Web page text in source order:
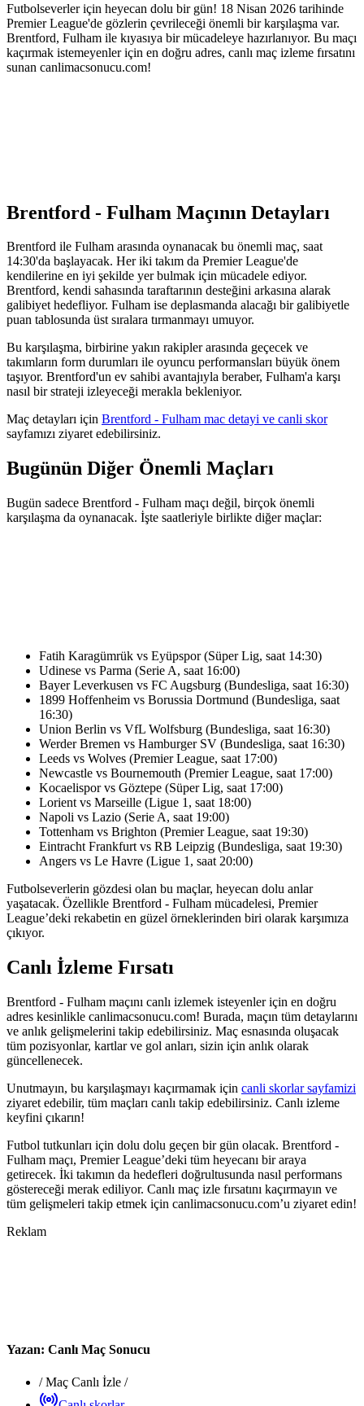
Futbolseverler için heyecan dolu bir gün! 18 Nisan 2026 tarihinde
Premier League'de gözlerin çevrileceği önemli bir karşılaşma var.
Brentford, Fulham ile kıyasıya bir mücadeleye hazırlanıyor. Bu maçı
kaçırmak istemeyenler için en doğru adres, canlı maç izleme fırsatını
sunan canlimacsonucu.com!
Brentford - Fulham Maçının Detayları
Brentford ile Fulham arasında oynanacak bu önemli maç, saat
14:30'da başlayacak. Her iki takım da Premier League'de
kendilerine en iyi şekilde yer bulmak için mücadele ediyor.
Brentford, kendi sahasında taraftarının desteğini arkasına alarak
galibiyet hedefliyor. Fulham ise deplasmanda alacağı bir galibiyetle
puan tablosunda üst sıralara tırmanmayı umuyor.
Bu karşılaşma, birbirine yakın rakipler arasında geçecek ve
takımların form durumları ile oyuncu performansları büyük önem
taşıyor. Brentford'un ev sahibi avantajıyla beraber, Fulham'a karşı
nasıl bir strateji izleyeceği merakla bekleniyor.
Maç detayları için Brentford - Fulham mac detayi ve canli skor
sayfamızı ziyaret edebilirsiniz.
Bugünün Diğer Önemli Maçları
Bugün sadece Brentford - Fulham maçı değil, birçok önemli
karşılaşma da oynanacak. İşte saatleriyle birlikte diğer maçlar:
Fatih Karagümrük vs Eyüpspor (Süper Lig, saat 14:30)
Udinese vs Parma (Serie A, saat 16:00)
Bayer Leverkusen vs FC Augsburg (Bundesliga, saat 16:30)
1899 Hoffenheim vs Borussia Dortmund (Bundesliga, saat
16:30)
Union Berlin vs VfL Wolfsburg (Bundesliga, saat 16:30)
Werder Bremen vs Hamburger SV (Bundesliga, saat 16:30)
Leeds vs Wolves (Premier League, saat 17:00)
Newcastle vs Bournemouth (Premier League, saat 17:00)
Kocaelispor vs Göztepe (Süper Lig, saat 17:00)
Lorient vs Marseille (Ligue 1, saat 18:00)
Napoli vs Lazio (Serie A, saat 19:00)
Tottenham vs Brighton (Premier League, saat 19:30)
Eintracht Frankfurt vs RB Leipzig (Bundesliga, saat 19:30)
Angers vs Le Havre (Ligue 1, saat 20:00)
Futbolseverlerin gözdesi olan bu maçlar, heyecan dolu anlar
yaşatacak. Özellikle Brentford - Fulham mücadelesi, Premier
League’deki rekabetin en güzel örneklerinden biri olarak karşımıza
çıkıyor.
Canlı İzleme Fırsatı
Brentford - Fulham maçını canlı izlemek isteyenler için en doğru
adres kesinlikle canlimacsonucu.com! Burada, maçın tüm detaylarını
ve anlık gelişmelerini takip edebilirsiniz. Maç esnasında oluşacak
tüm pozisyonlar, kartlar ve gol anları, sizin için anlık olarak
güncellenecek.
Unutmayın, bu karşılaşmayı kaçırmamak için canli skorlar sayfamizi
ziyaret edebilir, tüm maçları canlı takip edebilirsiniz. Canlı izleme
keyfini çıkarın!
Futbol tutkunları için dolu dolu geçen bir gün olacak. Brentford -
Fulham maçı, Premier League’deki tüm heyecanı bir araya
getirecek. İki takımın da hedefleri doğrultusunda nasıl performans
göstereceği merak ediliyor. Canlı maç izle fırsatını kaçırmayın ve
tüm gelişmeleri takip etmek için canlimacsonucu.com’u ziyaret edin!
Reklam
Yazan: Canlı Maç Sonucu
/Maç Canlı İzle /